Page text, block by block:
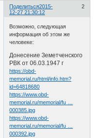
Поделиться 2
2015-
12-27 21:30:12
Возможно, следующая
информация об этом же
человеке:
Донесение Земетченского
РВК от 06.03.1947 г
https://obd-
memorial.ru/html/info.htm?
id=64818680
https://www.obd-
memorial.ru/memorial/fu …
000385.jpg
https://www.obd-
memorial.ru/memorial/fu …
000392.jpg